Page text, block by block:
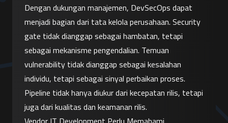
Dengan dukungan manajemen, DevSecOps dapat
menjadi bagian dari tata kelola perusahaan. Security
gate tidak dianggap sebagai hambatan, tetapi
sebagai mekanisme pengendalian. Temuan
vulnerability tidak dianggap sebagai kesalahan
individu, tetapi sebagai sinyal perbaikan proses.
Pipeline tidak hanya diukur dari kecepatan rilis, tetapi
juga dari kualitas dan keamanan rilis.